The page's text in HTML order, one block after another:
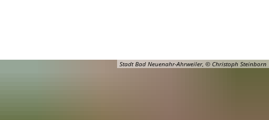
Stadt Bad Neuenahr-Ahrweiler, © Christoph Steinborn